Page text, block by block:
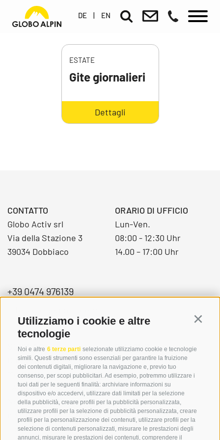
Utilizziamo i cookie e altre
tecnologie
Noi e altre 6 terze parti selezionate utilizziamo cookie e tecnologie
simili. Questi strumenti sono essenziali per garantire la fruizione
dei contenuti digitali, migliorare la navigazione e, previo tuo
consenso, per scopi pubblicitari. Ad esempio, potremmo utilizzare i
tuoi dati per le seguenti finalità: archiviare informazioni su
dispositivo e/o accedervi, utilizzare dati limitati per la selezione
della pubblicità, creare profili per la pubblicità personalizzata,
utilizzare profili per la selezione di pubblicità personalizzata, creare
profili per la personalizzazione dei contenuti, utilizzare profili per la
selezione di contenuti personalizzati, misurare le prestazioni degli
annunci, misurare le prestazioni dei contenuti, comprendere il
DE | EN
ESTATE
Gite giornalieri
Dettagli
CONTATTO
Globo Activ srl
Via della Stazione 3
39034 Dobbiaco
+39 0474 976139
ORARIO DI UFFICIO
Lun-Ven.
08:00 - 12:30 Uhr
14.00 – 17:00 Uhr
SERVIZIO
Contatto
Meteo
FAQ & AGB
Newsletter
noleggio attrezzatura
Login
ON TOUR
Noi
Programma invernale